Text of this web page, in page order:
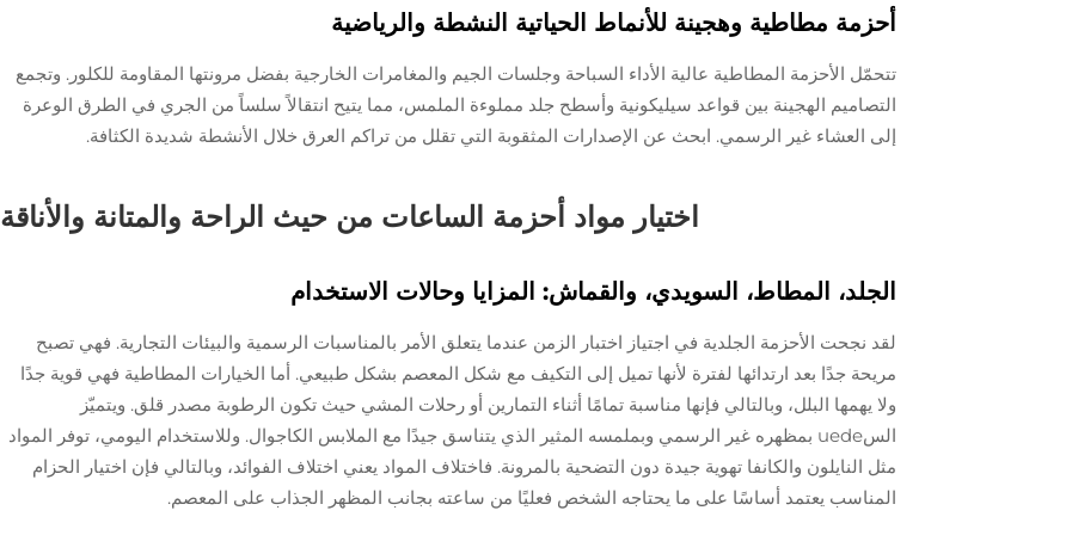
أحزمة مطاطية وهجينة للأنماط الحياتية النشطة والرياضية
تتحمّل الأحزمة المطاطية عالية الأداء السباحة وجلسات الجيم والمغامرات الخارجية بفضل مرونتها المقاومة للكلور. وتجمع
التصاميم الهجينة بين قواعد سيليكونية وأسطح جلد مملوءة الملمس، مما يتيح انتقالاً سلساً من الجري في الطرق الوعرة
إلى العشاء غير الرسمي. ابحث عن الإصدارات المثقوبة التي تقلل من تراكم العرق خلال الأنشطة شديدة الكثافة.
اختيار مواد أحزمة الساعات من حيث الراحة والمتانة والأناقة
الجلد، المطاط، السويدي، والقماش: المزايا وحالات الاستخدام
لقد نجحت الأحزمة الجلدية في اجتياز اختبار الزمن عندما يتعلق الأمر بالمناسبات الرسمية والبيئات التجارية. فهي تصبح
مريحة جدًا بعد ارتدائها لفترة لأنها تميل إلى التكيف مع شكل المعصم بشكل طبيعي. أما الخيارات المطاطية فهي قوية جدًا
ولا يهمها البلل، وبالتالي فإنها مناسبة تمامًا أثناء التمارين أو رحلات المشي حيث تكون الرطوبة مصدر قلق. ويتميّز
السuede بمظهره غير الرسمي وبملمسه المثير الذي يتناسق جيدًا مع الملابس الكاجوال. وللاستخدام اليومي، توفر المواد
مثل النايلون والكانفا تهوية جيدة دون التضحية بالمرونة. فاختلاف المواد يعني اختلاف الفوائد، وبالتالي فإن اختيار الحزام
المناسب يعتمد أساسًا على ما يحتاجه الشخص فعليًا من ساعته بجانب المظهر الجذاب على المعصم.